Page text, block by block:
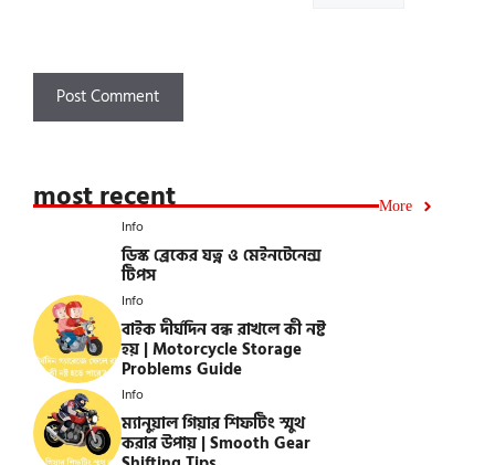
most recent More
Info
ডিস্ক ব্রেকের যত্ন ও মেইনটেনেন্স
টিপস
Info
বাইক দীর্ঘদিন বন্ধ রাখলে কী নষ্ট
হয় | Motorcycle Storage
Problems Guide
Info
ম্যানুয়াল গিয়ার শিফটিং স্মুথ
করার উপায় | Smooth Gear